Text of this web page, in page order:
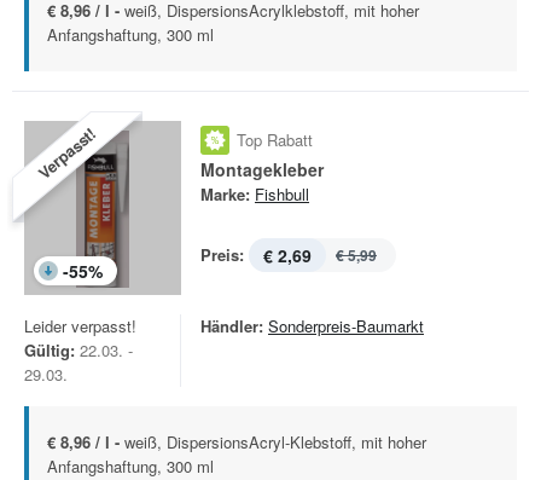
€ 8,96 / l - weiß, DispersionsAcrylklebstoff, mit hoher
Anfangshaftung, 300 ml
Verpasst!
-55%
Top Rabatt
Montagekleber
Marke: Fishbull
Preis: € 2,69 € 5,99
Leider verpasst!
Gültig: 22.03. -
29.03.
Händler: Sonderpreis-Baumarkt
€ 8,96 / l - weiß, DispersionsAcryl-Klebstoff, mit hoher
Anfangshaftung, 300 ml